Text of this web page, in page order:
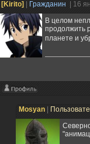
[Kirito] Гражданин
| 16
В целом
продолжить
планете и
Mosyan